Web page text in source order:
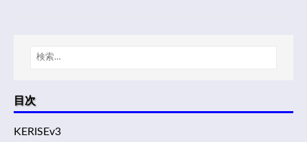
目次
KERISEv3